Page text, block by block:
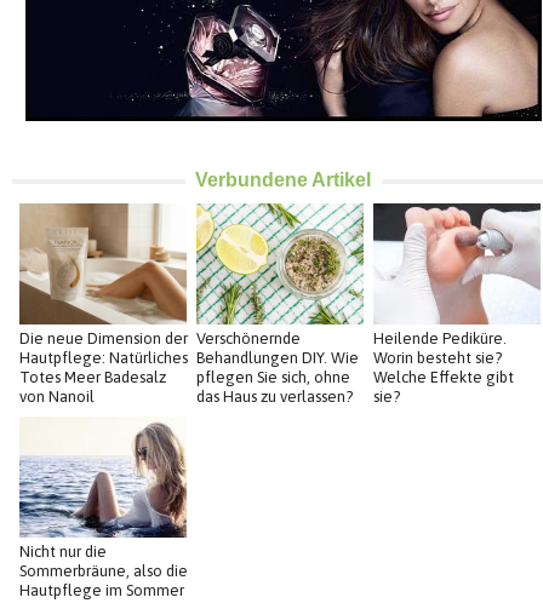
Verbundene Artikel
Die neue Dimension der
Hautpflege: Natürliches
Totes Meer Badesalz
von Nanoil
Verschönernde
Behandlungen DIY. Wie
pflegen Sie sich, ohne
das Haus zu verlassen?
Heilende Pediküre.
Worin besteht sie?
Welche Effekte gibt
sie?
Nicht nur die
Sommerbräune, also die
Hautpflege im Sommer